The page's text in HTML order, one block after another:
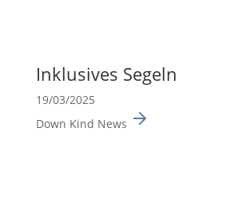
Inklu­sives Segeln
19/03/2025
Down Kind News